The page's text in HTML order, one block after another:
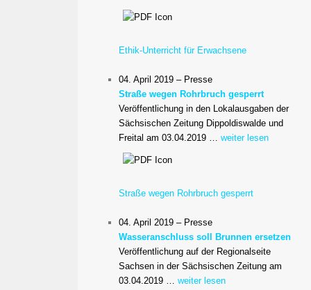
Ethik-Unterricht für Erwachsene
04. April 2019 – Presse
Straße wegen Rohrbruch gesperrt
Veröffentlichung in den Lokalausgaben der
Sächsischen Zeitung Dippoldiswalde und
Freital am 03.04.2019 …weiter lesen
Straße wegen Rohrbruch gesperrt
04. April 2019 – Presse
Wasseranschluss soll Brunnen ersetzen
Veröffentlichung auf der Regionalseite
Sachsen in der Sächsischen Zeitung am
03.04.2019 …weiter lesen